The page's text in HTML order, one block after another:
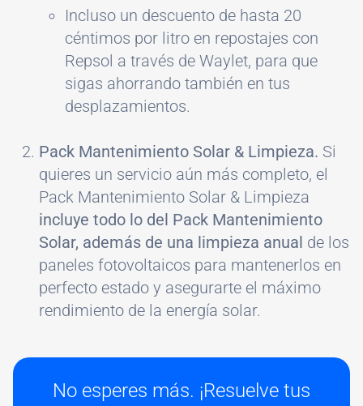
Incluso un descuento de hasta 20
céntimos por litro en repostajes con
Repsol a través de Waylet, para que
sigas ahorrando también en tus
desplazamientos.
Pack Mantenimiento Solar & Limpieza. Si
quieres un servicio aún más completo, el
Pack Mantenimiento Solar & Limpieza
incluye todo lo del Pack Mantenimiento
Solar, además de una limpieza anual de los
paneles fotovoltaicos para mantenerlos en
perfecto estado y asegurarte el máximo
rendimiento de la energía solar.
No esperes más. ¡Resuelve tus